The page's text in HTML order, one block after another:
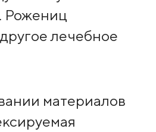
Рожениц
лечебное
материалов